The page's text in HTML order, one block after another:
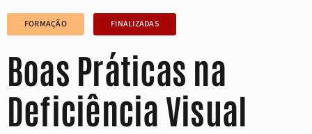
FORMAÇÃO FINALIZADAS
Boas Práticas na
Deficiência Visual